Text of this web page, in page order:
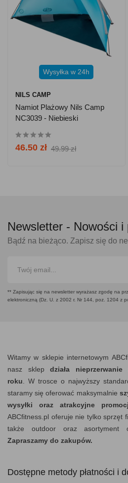
Wysyłka w 24h
NILS CAMP
Namiot Plażowy Nils Camp
NC3039 - Niebieski
46.50 zł 49.99 zł
Newsletter - Nowości i
Bądź na bieżąco. Zapisz się do
** Zapisując się na newsletter wyrażasz zgodę na
elektroniczną (Dz. U. z 2002 r. Nr 144, poz. 1204 z
Witamy w sklepie internetowym
nasz sklepdziała
roku . W trosce o najwyższy
staramy się oferować maksymalnie
wysyłki oraz atrakcyjne
ABCfitness.pl oferuje nie tylko sprzęt
także outdoor oraz asortyment
Zapraszamy do zakupów.
Dostępne metody płatności i